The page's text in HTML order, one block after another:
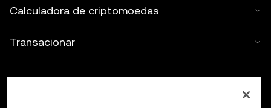
Calculadora de criptomoedas
Transacionar